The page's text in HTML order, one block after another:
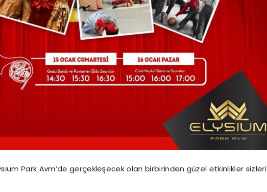
Park Avm’de gerçekleşecek olan birbirinden güzel etkinlikler sizleri